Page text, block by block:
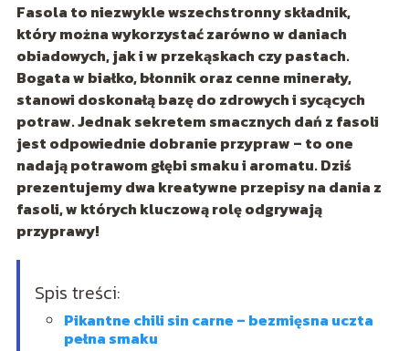
Fasola to niezwykle wszechstronny składnik,
który można wykorzystać zarówno w daniach
obiadowych, jak i w przekąskach czy pastach.
Bogata w białko, błonnik oraz cenne minerały,
stanowi doskonałą bazę do zdrowych i sycących
potraw. Jednak sekretem smacznych dań z fasoli
jest odpowiednie dobranie przypraw – to one
nadają potrawom głębi smaku i aromatu. Dziś
prezentujemy dwa kreatywne przepisy na dania z
fasoli, w których kluczową rolę odgrywają
przyprawy!
Spis treści:
Pikantne chili sin carne – bezmięsna uczta
pełna smaku